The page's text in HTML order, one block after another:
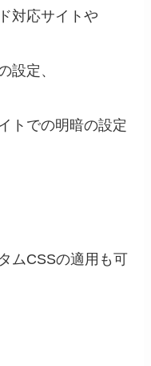
対応サイトや
設定、
トでの明暗の設定
ムCSSの適用も可